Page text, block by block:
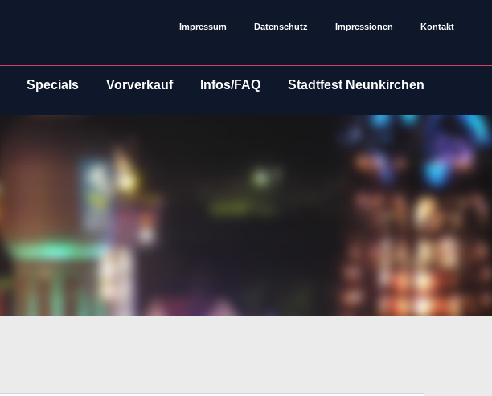
Impressum Datenschutz Impressionen Kontakt
Specials Vorverkauf Infos/FAQ Stadtfest Neunkirchen